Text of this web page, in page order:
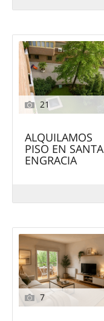
21
ALQUILAMOS
PISO EN SANTA
ENGRACIA
7